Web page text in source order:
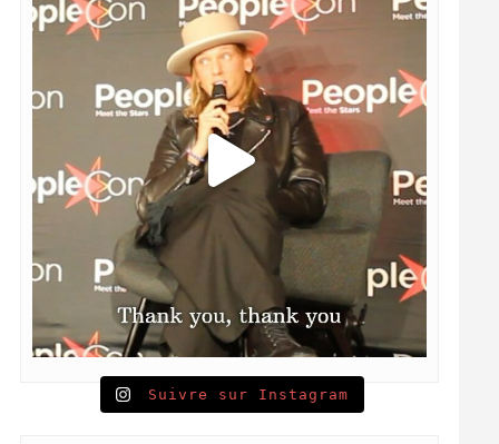
Suivre sur Instagram